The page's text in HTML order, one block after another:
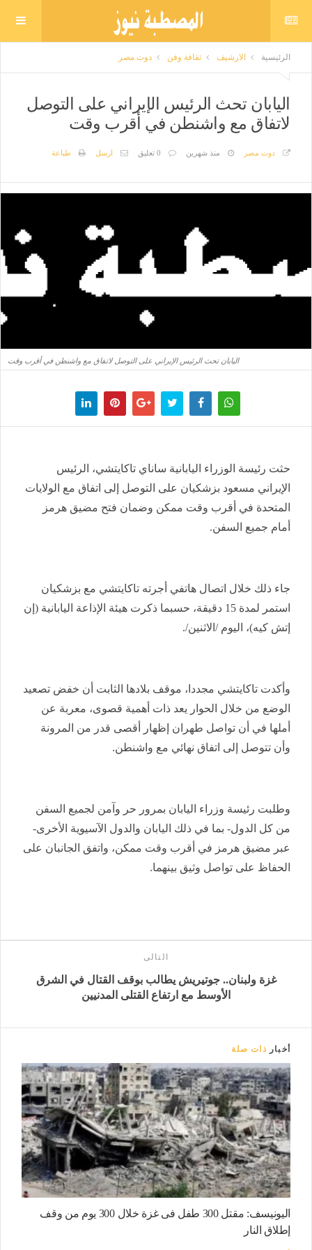
الرئيسية الارشيف ثقافة وفن دوت مصر
اليابان تحث الرئيس الإيراني على التوصل
لاتفاق مع واشنطن في أقرب وقت
دوت مصر منذ شهرين 0 تعليق ارسل طباعة
اليابان تحث الرئيس الإيراني على التوصل لاتفاق مع واشنطن في أقرب وقت
حثت رئيسة الوزراء اليابانية ساناي تاكايتشي، الرئيس
الإيراني مسعود بزشكيان على التوصل إلى اتفاق مع الولايات
المتحدة في أقرب وقت ممكن وضمان فتح مضيق هرمز
أمام جميع السفن.
جاء ذلك خلال اتصال هاتفي أجرته تاكايتشي مع بزشكيان
استمر لمدة 15 دقيقة، حسبما ذكرت هيئة الإذاعة اليابانية (إن
إتش كيه)، اليوم /الاثنين/.
وأكدت تاكايتشي مجددا، موقف بلادها الثابت أن خفض تصعيد
الوضع من خلال الحوار يعد ذات أهمية قصوى، معربة عن
أملها في أن تواصل طهران إظهار أقصى قدر من المرونة
وأن تتوصل إلى اتفاق نهائي مع واشنطن.
وطلبت رئيسة وزراء اليابان بمرور حر وآمن لجميع السفن
من كل الدول- بما في ذلك اليابان والدول الآسيوية الأخرى-
عبر مضيق هرمز في أقرب وقت ممكن، واتفق الجانبان على
الحفاظ على تواصل وثيق بينهما.
التالى
غزة ولبنان.. جوتيريش يطالب بوقف القتال في الشرق
الأوسط مع ارتفاع القتلى المدنيين
أخبار ذات صلة
اليونيسف: مقتل 300 طفل فى غزة خلال 300 يوم من وقف
إطلاق النار